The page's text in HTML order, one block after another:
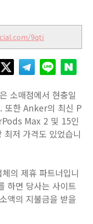
9qti
소매점에서 현충일
또한 Anker의 최신 P
Max 2 및 15인
저 가격도 있었습니
의 제휴 파트너입니
하면 당사는 사이트
액의 지불금을 받을